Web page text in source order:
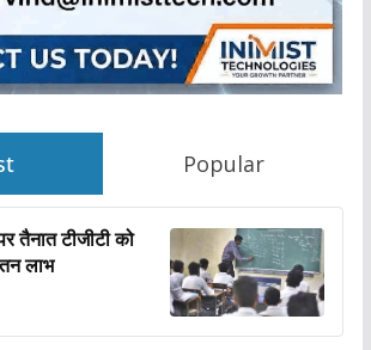
Popular
तैनात टीजीटी को
लाभ